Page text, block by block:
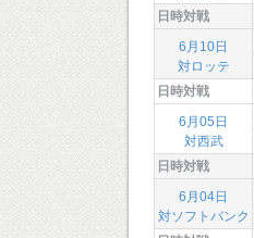
日時対戦
6月10日
対ロッテ
日時対戦
6月05日
対西武
日時対戦
6月04日
対ソフトバンク